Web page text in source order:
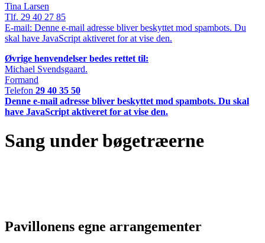
Tina Larsen
Tlf. 29 40 27 85
E-mail: Denne e-mail adresse bliver beskyttet mod spambots. Du
skal have JavaScript aktiveret for at vise den.
Øvrige henvendelser bedes rettet til:
Michael Svendsgaard.
Formand
Telefon 29 40 35 50
Denne e-mail adresse bliver beskyttet mod spambots. Du skal
have JavaScript aktiveret for at vise den.
Sang under bøgetræerne
Pavillonens egne arrangementer